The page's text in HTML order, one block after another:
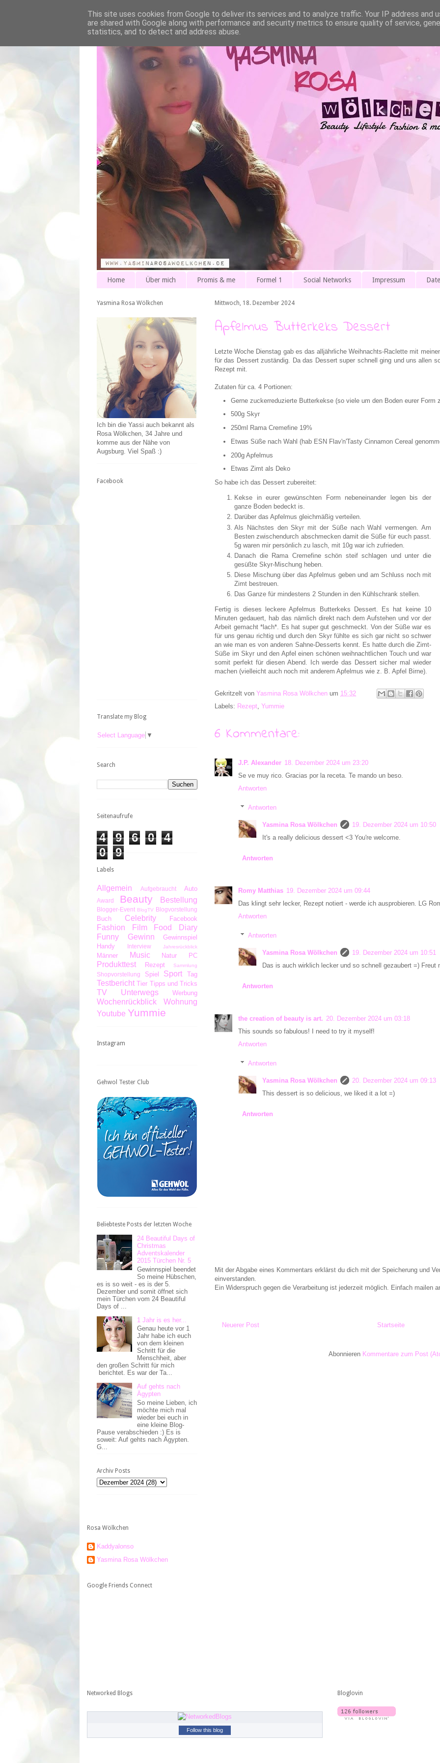
Home Über mich Promis & me Formel 1 Social Networks Impressum
Mittwoch, 18. Dezember 2024
Apfelmus Butterkeks Dessert
Letzte Woche Dienstag gab es das alljährliche Weihnachts-Raclette mit
für das Dessert zuständig. Da das Dessert super schnell ging und uns allen
Rezept mit.
Zutaten für ca. 4 Portionen:
Gerne zuckerreduzierte Butterkekse (so viele um den Boden eurer Form
500g Skyr
250ml Rama Cremefine 19%
Etwas Süße nach Wahl (hab ESN Flav'n'Tasty Cinnamon Cereal
200g Apfelmus
Etwas Zimt als Deko
So habe ich das Dessert zubereitet:
Kekse in eurer gewünschten Form nebeneinander legen bis der
ganze Boden bedeckt is.
Darüber das Apfelmus gleichmäßig verteilen.
Als Nächstes den Skyr mit der Süße nach Wahl vermengen. Am
Besten zwischendurch abschmecken damit die Süße für euch passt.
5g waren mir persönlich zu lasch, mit 10g war ich zufrieden.
Danach die Rama Cremefine schön steif schlagen und unter die
gesüßte Skyr-Mischung heben.
Diese Mischung über das Apfelmus geben und am Schluss noch mit
Zimt bestreuen.
Das Ganze für mindestens 2 Stunden in den Kühlschrank stellen.
Fertig is dieses leckere Apfelmus Butterkeks Dessert. Es hat keine 10
Minuten gedauert, hab das nämlich direkt nach dem Aufstehen und vor der
Arbeit gemacht *lach*. Es hat super gut geschmeckt. Von der Süße war es
für uns genau richtig und durch den Skyr fühlte es sich gar nicht so schwer
an wie man es von anderen Sahne-Desserts kennt. Es hatte durch die Zimt-
Süße im Skyr und den Apfel einen schönen weihnachtlichen Touch und war
somit perfekt für diesen Abend. Ich werde das Dessert sicher mal wieder
machen (vielleicht auch noch mit anderem Apfelmus wie z. B. Apfel Birne).
Gekritzelt von Yasmina Rosa Wölkchen um 15:32
Labels: Rezept, Yummie
6 Kommentare:
J.P. Alexander 18. Dezember 2024 um 23:20
Se ve muy rico. Gracias por la receta. Te mando un beso.
Antworten
Antworten
Yasmina Rosa Wölkchen
19. Dezember 2024 um 10:50
It's a really delicious dessert <3 You're welcome.
Antworten
Romy Matthias 19. Dezember 2024 um 09:44
Das klingt sehr lecker, Rezept notiert - werde ich ausprobieren. LG
Antworten
Antworten
Yasmina Rosa Wölkchen
19. Dezember 2024 um 10:51
Das is auch wirklich lecker und so schnell gezaubert =) Freut
Antworten
the creation of beauty is art. 20. Dezember 2024 um 03:18
This sounds so fabulous! I need to try it myself!
Antworten
Antworten
Yasmina Rosa Wölkchen
20. Dezember 2024 um 09:13
This dessert is so delicious, we liked it a lot =)
Antworten
Mit der Abgabe eines Kommentars erklärst du dich mit der Speicherung und
einverstanden.
Ein Widerspruch gegen die Verarbeitung ist jederzeit möglich. Einfach mailen
Neuerer Post Startseite
Abonnieren Kommentare zum Post
Yasmina Rosa Wölkchen
Ich bin die Yassi auch bekannt als
Rosa Wölkchen, 34 Jahre und
komme aus der Nähe von
Augsburg. Viel Spaß :)
Facebook
Translate my Blog
Select Language ▼
Search
Seitenaufrufe
4 9 6 0
4
0
9
Labels
Allgemein Aufgebraucht Auto
Award Beauty Bestellung
Blogger-Event BlogTV Blogvorstellung
Buch Celebrity Facebook
Fashion Film
Food Diary
Funny
Gewinn
Gewinnspiel
Handy
Interview Jahresrückblick
Männer Music Natur PC
Produkttest Rezept Sammlung
Shopvorstellung Spiel Sport Tag
Testbericht Tier Tipps und Tricks
TV Unterwegs Werbung
Wochenrückblick
Wohnung
Youtube Yummie
Instagram
Gehwol Tester Club
Beliebteste Posts der letzten Woche
24 Beautiful Days of
Christmas
Adventskalender
2015 Türchen Nr. 5
Gewinnspiel beendet
So meine Hübschen,
es is so weit - es is der 5.
Dezember und somit öffnet sich
mein Türchen vom 24 Beautiful
Days of ...
1 Jahr is es her...
Genau heute vor 1
Jahr habe ich euch
von dem kleinen
Schritt für die
Menschheit, aber
den großen Schritt für mich
berichtet. Es war der Ta...
Auf gehts nach
Ägypten
So meine Lieben, ich
möchte mich mal
wieder bei euch in
eine kleine Blog-
Pause verabschieden :) Es is
soweit: Auf gehts nach Ägypten.
G...
Archiv Posts
Rosa Wölkchen
Kaddyalonso
Yasmina Rosa Wölkchen
Google Friends Connect
Networked Blogs
Follow this blog
Bloglovin
This site uses cookies from Google to deliver its services and to analyze traffic. Your IP address and
are shared with Google along with performance and security metrics to ensure quality of service,
statistics, and to detect and address abuse.